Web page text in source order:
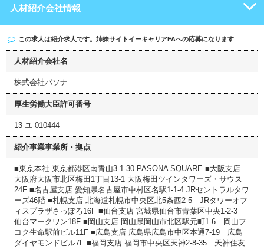
人材紹介会社情報
この求人は紹介求人です。姉妹サイト イーキャリアFAへの応募になります
人材紹介会社名
株式会社パソナ
厚生労働大臣許可番号
13-ユ-010444
紹介事業事業所・拠点
■東京本社 東京都港区南青山3-1-30 PASONA SQUARE ■大阪支店
大阪府大阪市北区梅田1丁目13-1 大阪梅田ツインタワーズ・サウス
24F ■名古屋支店 愛知県名古屋市中村区名駅1-1-4 JRセントラルタワ
ーズ46階 ■札幌支店 北海道札幌市中央区北5条西2-5 JRタワーオフ
ィスプラザさっぽろ16F ■仙台支店 宮城県仙台市青葉区中央1-2-3
仙台マークワン18F ■岡山支店 岡山県岡山市北区駅元町1-6 岡山フ
コク生命駅前ビル11F ■広島支店 広島県広島市中区本通7-19 広島
ダイヤモンドビル7F ■福岡支店 福岡市中央区天神2-8-35 天神住友